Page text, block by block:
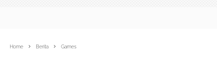
Home Berita Games